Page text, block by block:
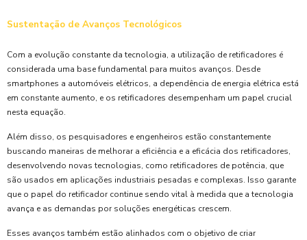
Sustentação de Avanços Tecnológicos
Com a evolução constante da tecnologia, a utilização de retificadores é
considerada uma base fundamental para muitos avanços. Desde
smartphones a automóveis elétricos, a dependência de energia elétrica está
em constante aumento, e os retificadores desempenham um papel crucial
nesta equação.
Além disso, os pesquisadores e engenheiros estão constantemente
buscando maneiras de melhorar a eficiência e a eficácia dos retificadores,
desenvolvendo novas tecnologias, como retificadores de potência, que
são usados em aplicações industriais pesadas e complexas. Isso garante
que o papel do retificador continue sendo vital à medida que a tecnologia
avança e as demandas por soluções energéticas crescem.
Esses avanços também estão alinhados com o objetivo de criar